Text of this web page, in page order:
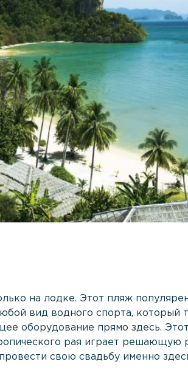
на лодке. Этот пляж
вид водного спорта,
оборудование прямо здесь.
рая играет решающую
свою свадьбу именно